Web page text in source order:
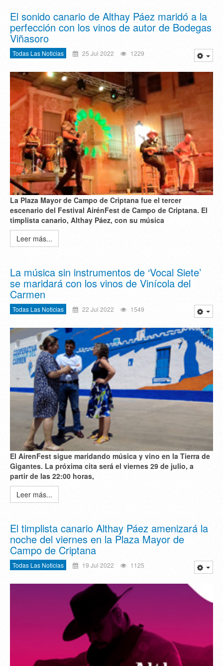
El sonido canario de Althay Páez maridó a la
perfección con los vinos de autor de Bodegas
Viñasoro
Todas Las Noticias 25 Jul 2022 1229
La Plaza Mayor de Campo de Criptana fue el tercer
escenario del Festival AirénFest de Campo de Criptana. El
timplista canario, Althay Páez, con su música
Leer más...
La música sin instrumentos de ‘Vocal Siete’
se maridará con los vinos de Vinícola del
Carmen
Todas Las Noticias 22 Jul 2022 1549
El AirenFest sigue maridando música y vino en la Tierra de
Gigantes. La próxima cita será el viernes 29 de julio, a
partir de las 22:00 horas,
Leer más...
El timplista canario Althay Páez amenizará la
noche del viernes en la Plaza Mayor de
Campo de Criptana
Todas Las Noticias 19 Jul 2022 1125